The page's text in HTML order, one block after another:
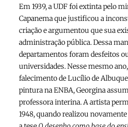
Em 1939, a UDF foi extinta pelo
Capanema que justificou a
criação e argumentou que sua
administração pública. Dessa
departamentos foram desfeitos
universidades. Nesse mesmo
falecimento de Lucílio de
pintura na ENBA, Georgina
professora interina. A artista
1948, quando realizou